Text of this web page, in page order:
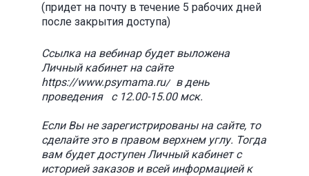
(придет на почту в течение 5 рабочих дней
после закрытия доступа)
Ссылка на вебинар будет выложена
Личный кабинет на сайте
https://www.psymama.ru/ в день
проведения с 12.00-15.00 мск.
Если Вы не зарегистрированы на сайте, то
сделайте это в правом верхнем углу. Тогда
вам будет доступен Личный кабинет с
историей заказов и всей информацией к